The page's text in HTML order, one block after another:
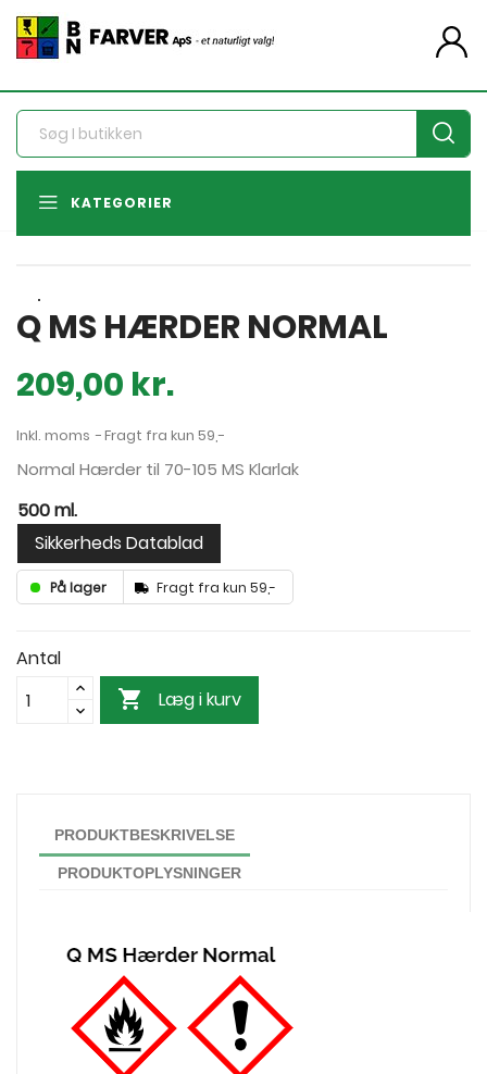
person
KATEGORIER
Q MS HÆRDER NORMAL
209,00 kr.
Inkl. moms Fragt fra kun 59,-
Normal Hærder til 70-105 MS Klarlak
500 ml.
Sikkerheds Datablad
På lager Fragt fra kun 59,-
Antal
 Læg i kurv
PRODUKTBESKRIVELSE
PRODUKTOPLYSNINGER